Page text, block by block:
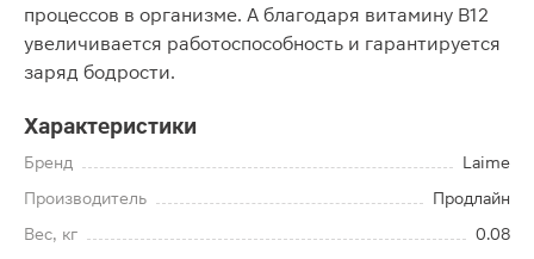
процессов в организме. А благодаря витамину B12
увеличивается работоспособность и гарантируется
заряд бодрости.
Характеристики
Бренд
Laime
Производитель
Продлайн
Вес, кг
0.08